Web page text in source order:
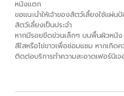
หนังแตก
ขอแนะนำให้เจ้าของสัตว์เลี้ยงใช้แผ่
สัตว์เลี้ยงเป็นประจำ
หากมีรอยขีดข่วนเล็กๆ บนพื้นผิวหนัง
สีใสหรือไข่ขาวเพื่อซ่อมแซม หากเกิดค
ติดต่อบริการทำความสะอาดเฟอร์นิเ